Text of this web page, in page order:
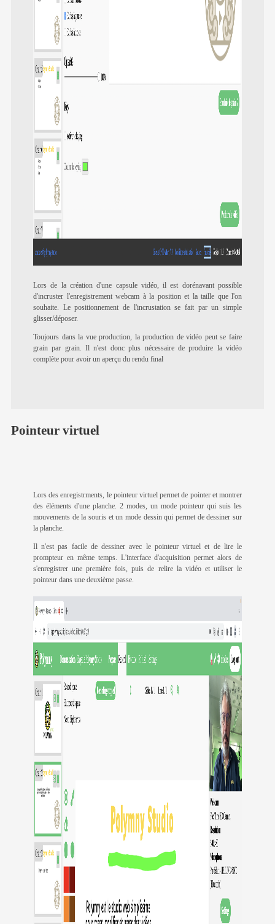
Lors de la création d'une capsule vidéo, il est dorénavant possible
d'incruster l'enregistrement webcam à la position et la taille que l'on
souhaite. Le positionnement de l'incrustation se fait par un simple
glisser/déposer.
Toujours dans la vue production, la production de vidéo peut se faire
grain par grain. Il n'est donc plus nécessaire de produire la vidéo
complète pour avoir un aperçu du rendu final
Pointeur virtuel
Lors des enregistrments, le pointeur virtuel permet de pointer et montrer
des éléments d'une planche. 2 modes, un mode pointeur qui suis les
mouvements de la souris et un mode dessin qui permet de dessiner sur
la planche.
Il n'est pas facile de dessiner avec le pointeur virtuel et de lire le
prompteur en même temps. L'interface d'acquisition permet alors de
s'enregistrer une première fois, puis de relire la vidéo et utiliser le
pointeur dans une deuxième passe.